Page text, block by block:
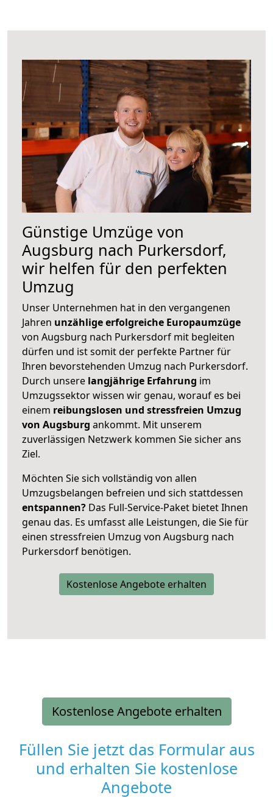
Günstige Umzüge von
Augsburg nach Purkersdorf,
wir helfen für den perfekten
Umzug
Unser Unternehmen hat in den vergangenen
Jahren unzählige erfolgreiche Europaumzüge
von Augsburg nach Purkersdorf mit begleiten
dürfen und ist somit der perfekte Partner für
Ihren bevorstehenden Umzug nach Purkersdorf.
Durch unsere langjährige Erfahrung im
Umzugssektor wissen wir genau, worauf es bei
einem reibungslosen und stressfreien Umzug
von Augsburg ankommt. Mit unserem
zuverlässigen Netzwerk kommen Sie sicher ans
Ziel.
Möchten Sie sich vollständig von allen
Umzugsbelangen befreien und sich stattdessen
entspannen? Das Full-Service-Paket bietet Ihnen
genau das. Es umfasst alle Leistungen, die Sie für
einen stressfreien Umzug von Augsburg nach
Purkersdorf benötigen.
Kostenlose Angebote erhalten
Kostenlose Angebote erhalten
Füllen Sie jetzt das Formular aus
und erhalten Sie kostenlose
Angebote